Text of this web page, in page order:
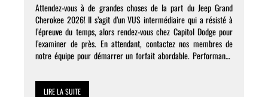
Attendez-vous à de grandes choses de la part du Jeep Grand
Cherokee 2026! Il s’agit d’un VUS intermédiaire qui a résisté à
l’épreuve du temps, alors rendez-vous chez Capitol Dodge pour
l’examiner de près. En attendant, contactez nos membres de
notre équipe pour démarrer un forfait abordable. Performance
LIRE LA SUITE